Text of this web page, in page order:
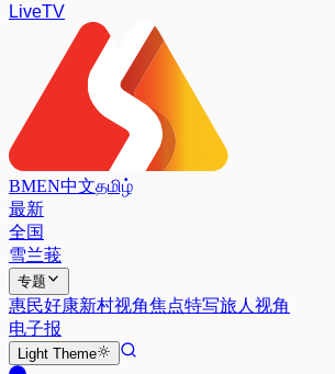
LiveTV
BMEN中文தமிழ்
最新
全国
雪兰莪
专题
惠民好康新村视角焦点特写旅人视角
电子报
Light Theme